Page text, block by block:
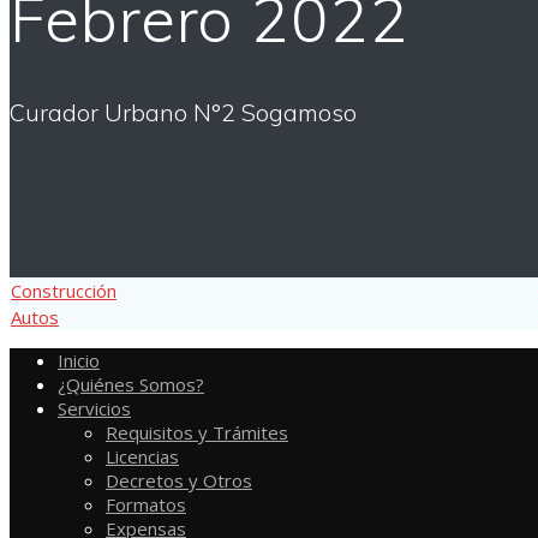
Febrero 2022
Curador Urbano N°2 Sogamoso
Construcción
Autos
Inicio
¿Quiénes Somos?
Servicios
Requisitos y Trámites
Licencias
Decretos y Otros
Formatos
Expensas